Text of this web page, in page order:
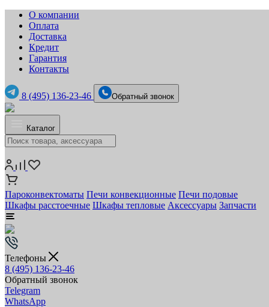
О компании
Оплата
Доставка
Кредит
Гарантия
Контакты
8 (495) 136-23-46 Обратный звонок
Каталог
Пароконвектоматы Печи конвекционные Печи подовые
Шкафы расстоечные Шкафы тепловые Аксессуары Запчасти
Телефоны
8 (495) 136-23-46
Обратный звонок
Telegram
WhatsApp